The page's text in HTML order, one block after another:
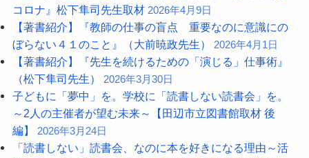
コロナ』松下隼司先生取材 2026年4月9日
【著書紹介】『教師の仕事の盲点 重要なのに意識にの
ぼらない４１のこと』（大前暁政先生） 2026年4月1日
【著書紹介】『先生を続けるための「演じる」仕事術』
（松下隼司先生） 2026年3月30日
子どもに「夢中」を。学校に「読書しない読書会」を。
～2人の主催者が望む未来～【田辺市立図書館取材 後
編】 2026年3月24日
「読書しない」読書会、なのに本を好きになる理由～活